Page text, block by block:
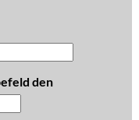
den